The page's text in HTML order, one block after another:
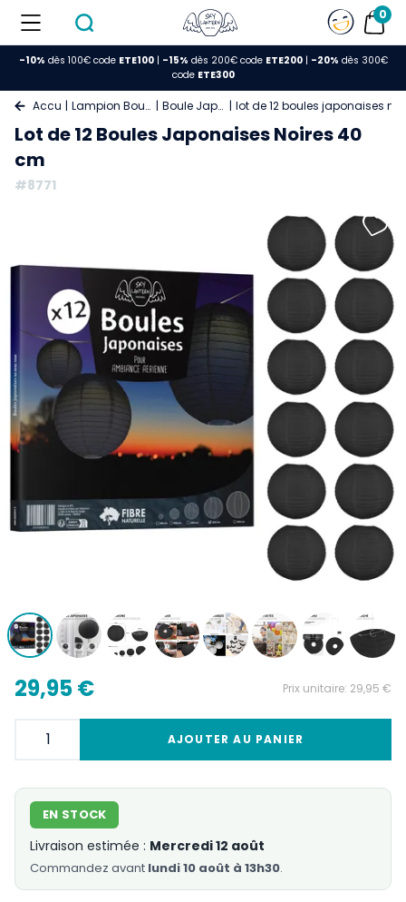
0
-10% dès 100€ code ETE100| -15% dès 200€ code ETE200| -20% dès 300€
code ETE300
Accueil Lampion Boule Papier Boule Japonaise lot de 12 boules japonaises
Lot de 12 Boules Japonaises Noires 40
cm
#8771
29,95 € Prix unitaire: 29,95 €
AJOUTER AU PANIER
EN STOCK
Livraison estimée : Mercredi 12 août
Commandez avant lundi 10 août à 13h30.